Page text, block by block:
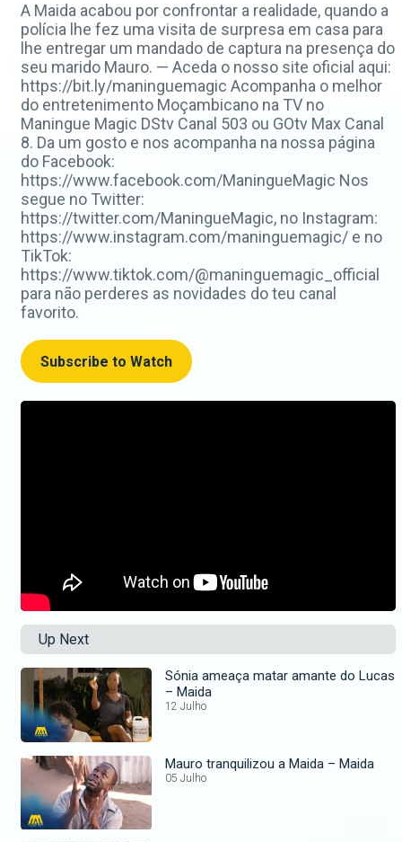
A Maida acabou por confrontar a realidade, quando a
polícia lhe fez uma visita de surpresa em casa para
lhe entregar um mandado de captura na presença do
seu marido Mauro. — Aceda o nosso site oficial aqui:
https://bit.ly/maninguemagic Acompanha o melhor
do entretenimento Moçambicano na TV no
Maningue Magic DStv Canal 503 ou GOtv Max Canal
8. Da um gosto e nos acompanha na nossa página
do Facebook:
https://www.facebook.com/ManingueMagic Nos
segue no Twitter:
https://twitter.com/ManingueMagic, no Instagram:
https://www.instagram.com/maninguemagic/ e no
TikTok:
https://www.tiktok.com/@maninguemagic_official
para não perderes as novidades do teu canal
favorito.
Subscribe to Watch
Up Next
Sónia ameaça matar amante do Lucas
– Maida
12 Julho
Mauro tranquilizou a Maida – Maida
05 Julho